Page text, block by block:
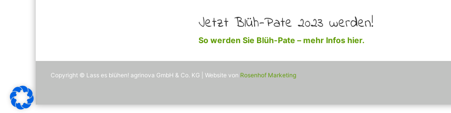
Jetzt Blüh-Pate 2023 werden!
So werden Sie Blüh-Pate – mehr Infos hier.
Copyright © Lass es blühen! agrinova GmbH & Co. KG | Website von Rosenhof Marketing